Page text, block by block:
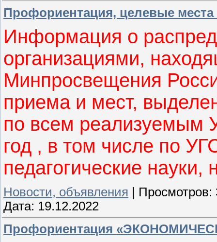
Профориентация, целевые места
Информация о
организациями,
Минпросвещения
приема и мест,
по всем реализуемым
год , в том числе по
педагогические
Новости, объявления Просмотров:
Дата: 19.12.2022
Профориентация